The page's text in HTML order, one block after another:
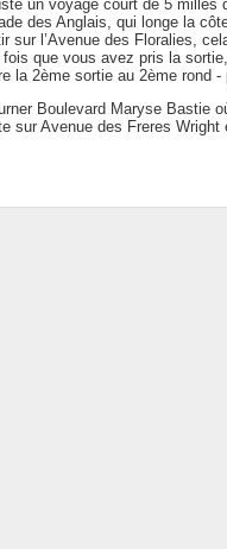
un voyage court de 5 milles
des Anglais, qui longe la
sur l’Avenue des Floralies,
que vous avez pris la
la 2ème sortie au 2ème rond -
Boulevard Maryse Bastie
sur Avenue des Freres Wright